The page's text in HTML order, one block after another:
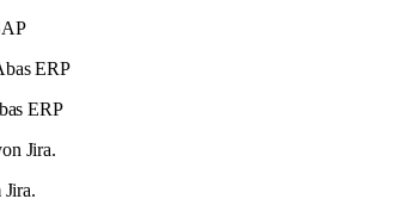
ERP
ERP
Jira.
Jira.